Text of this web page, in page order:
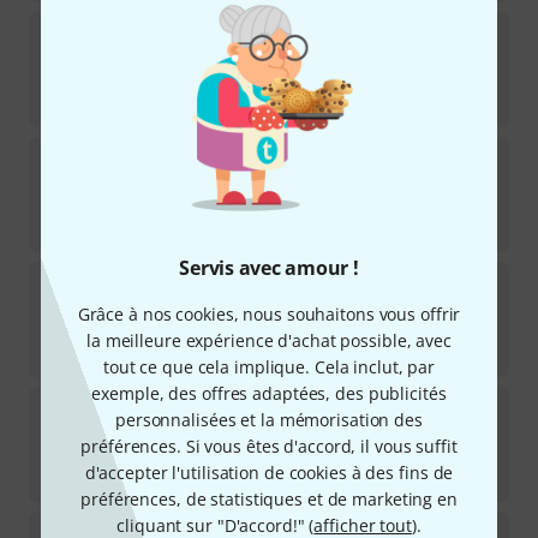
Servis avec amour !
Grâce à nos cookies, nous souhaitons vous offrir
la meilleure expérience d'achat possible, avec
tout ce que cela implique. Cela inclut, par
exemple, des offres adaptées, des publicités
personnalisées et la mémorisation des
préférences. Si vous êtes d'accord, il vous suffit
d'accepter l'utilisation de cookies à des fins de
préférences, de statistiques et de marketing en
cliquant sur "D'accord!" (afficher tout).
tc electronic JUNE-60 Chorus V2
55
Disponible immédiatement
Wylde Audio Chorus
5
Disponible immédiatement
MXRRockman X100
23
Disponible immédiatement
222 €
Fairfield CircuitryShallow Water
66
Disponible immédiatement
368€
MXR M 234 Analog Chorus